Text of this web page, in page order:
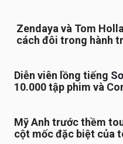
Zendaya và Tom
cách đôi trong hành
Diễn viên lồng tiếng
10.000 tập phim và
Mỹ Anh trước thềm
cột mốc đặc biệt của